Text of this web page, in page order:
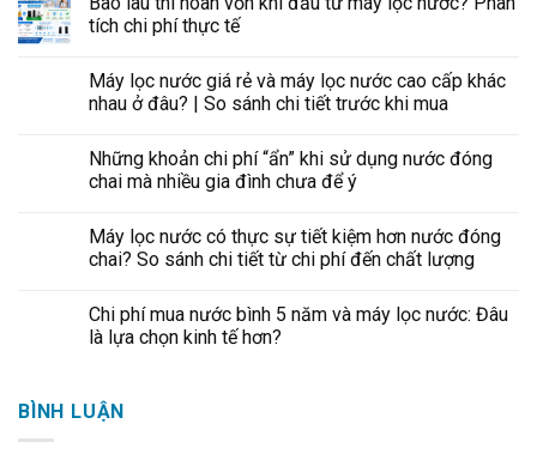
tích chi phí thực tế
Máy lọc nước giá rẻ và máy lọc nước cao cấp khác
nhau ở đâu? | So sánh chi tiết trước khi mua
Những khoản chi phí “ẩn” khi sử dụng nước đóng
chai mà nhiều gia đình chưa để ý
Máy lọc nước có thực sự tiết kiệm hơn nước đóng
chai? So sánh chi tiết từ chi phí đến chất lượng
Chi phí mua nước bình 5 năm và máy lọc nước: Đâu
là lựa chọn kinh tế hơn?
BÌNH LUẬN